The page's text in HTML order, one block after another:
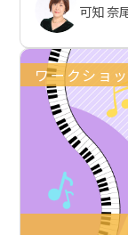
可知 奈
ワークショ